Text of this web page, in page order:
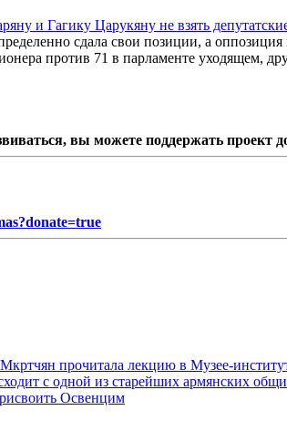
и Гагику Царукяну не взять
сдала свои позиции, а
против 71 в парламенте уходящем,
вы можете поддержать проект
прочитала лекцию в Музее-
с одной из старейших армянских
Освенцим